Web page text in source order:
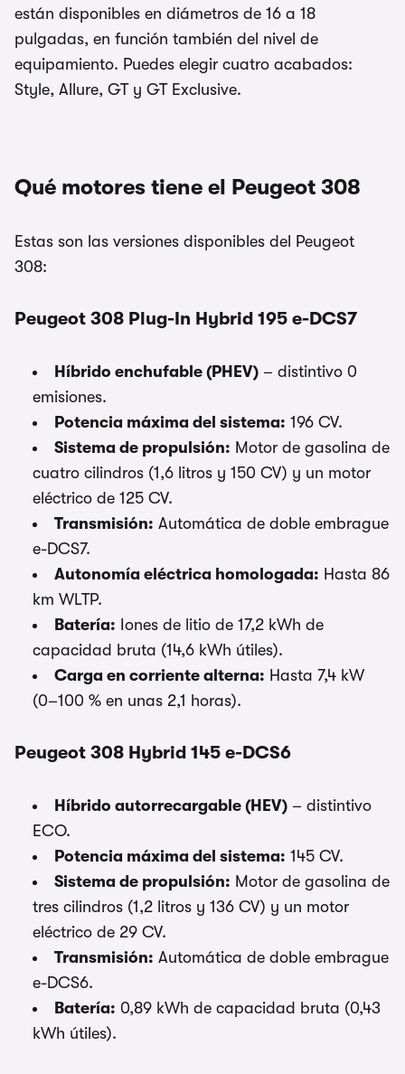
están disponibles en diámetros de 16 a 18
pulgadas, en función también del nivel de
equipamiento. Puedes elegir cuatro acabados:
Style, Allure, GT y GT Exclusive.
Qué motores tiene el Peugeot 308
Estas son las versiones disponibles del Peugeot
308:
Peugeot 308 Plug-In Hybrid 195 e-DCS7
Híbrido enchufable (PHEV) – distintivo 0
emisiones.
Potencia máxima del sistema: 196 CV.
Sistema de propulsión: Motor de gasolina de
cuatro cilindros (1,6 litros y 150 CV) y un motor
eléctrico de 125 CV.
Transmisión: Automática de doble embrague
e-DCS7.
Autonomía eléctrica homologada: Hasta 86
km WLTP.
Batería: Iones de litio de 17,2 kWh de
capacidad bruta (14,6 kWh útiles).
Carga en corriente alterna: Hasta 7,4 kW
(0–100 % en unas 2,1 horas).
Peugeot 308 Hybrid 145 e-DCS6
Híbrido autorrecargable (HEV) – distintivo
ECO.
Potencia máxima del sistema: 145 CV.
Sistema de propulsión: Motor de gasolina de
tres cilindros (1,2 litros y 136 CV) y un motor
eléctrico de 29 CV.
Transmisión: Automática de doble embrague
e-DCS6.
Batería: 0,89 kWh de capacidad bruta (0,43
kWh útiles).